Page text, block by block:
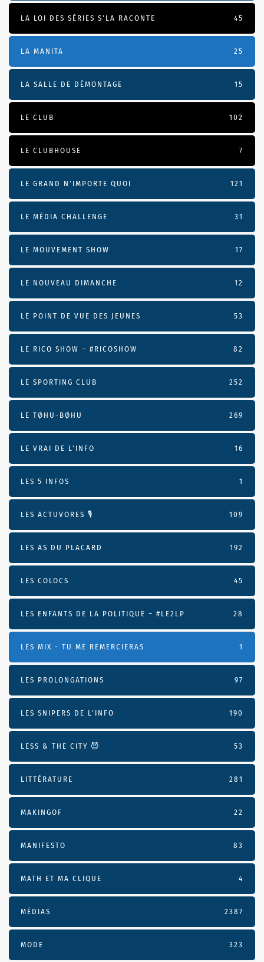
LA LOI DES SÉRIES S'LA RACONTE 45
LA MANITA 25
LA SALLE DE DÉMONTAGE 15
LE CLUB 102
LE CLUBHOUSE 7
LE GRAND N’IMPORTE QUOI 121
LE MÉDIA CHALLENGE 31
LE MOUVEMENT SHOW 17
LE NOUVEAU DIMANCHE 12
LE POINT DE VUE DES JEUNES 53
LE RICO SHOW – #RICOSHOW 82
LE SPORTING CLUB 252
LE TØHU-BØHU 269
LE VRAI DE L’INFO 16
LES 5 INFOS 1
LES ACTUVORES 🎙 109
LES AS DU PLACARD 192
LES COLOCS 45
LES ENFANTS DE LA POLITIQUE – #LE2LP 28
LES MIX - TU ME REMERCIERAS 1
LES PROLONGATIONS 97
LES SNIPERS DE L’INFO 190
LESS & THE CITY 😈 53
LITTÉRATURE 281
MAKINGOF 22
MANIFESTO 83
MATH ET MA CLIQUE 4
MÉDIAS 2387
MODE 323